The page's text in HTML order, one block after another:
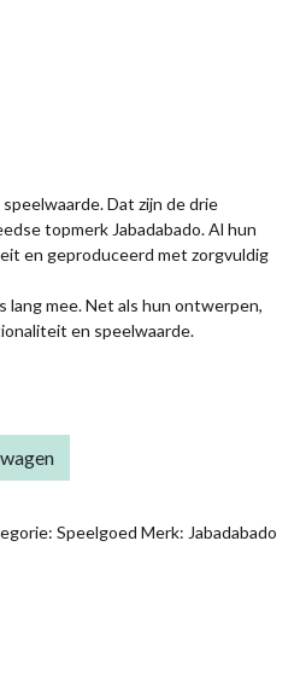
Dat zijn de drie
topmerk Jabadabado. Al hun
en geproduceerd met zorgvuldig
lang mee. Net als hun ontwerpen,
en speelwaarde.
Speelgoed Merk: Jabadabado